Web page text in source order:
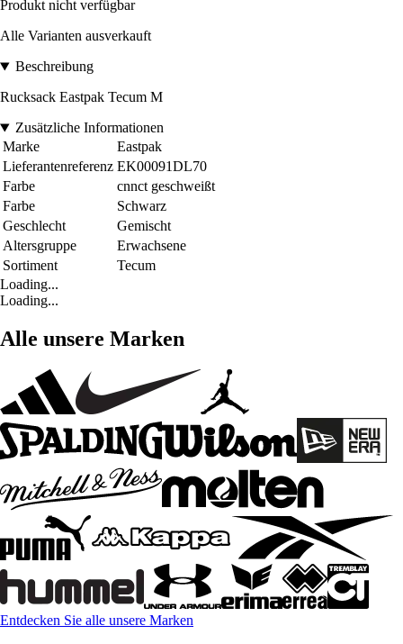
Produkt nicht verfügbar
Alle Varianten ausverkauft
Beschreibung
Rucksack Eastpak Tecum M
Zusätzliche Informationen
Marke
Eastpak
Lieferantenreferenz EK00091DL70
Farbe
cnnct geschweißt
Farbe
Schwarz
Geschlecht
Gemischt
Altersgruppe
Erwachsene
Sortiment
Tecum
Loading...
Loading...
Alle unsere Marken
Entdecken Sie alle unsere Marken